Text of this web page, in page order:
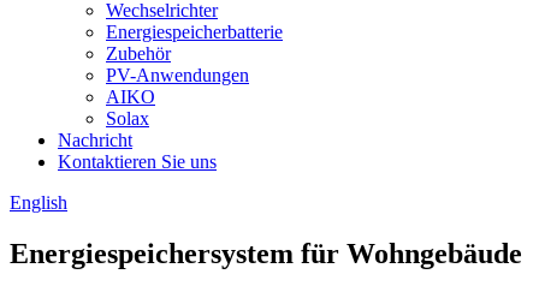
Wechselrichter
Energiespeicherbatterie
Zubehör
PV-Anwendungen
AIKO
Solax
Nachricht
Kontaktieren Sie uns
English
Energiespeichersystem für Wohngebäude